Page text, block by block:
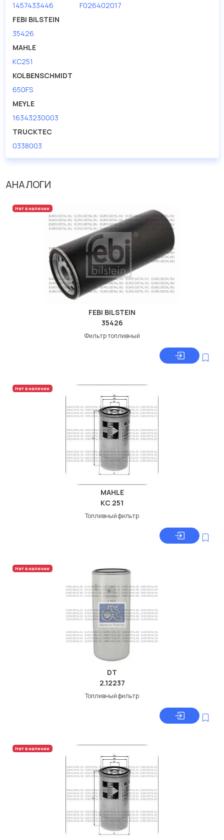
1457433446
F026402017
FEBI BILSTEIN
35426
MAHLE
KC251
KOLBENSCHMIDT
650FS
MEYLE
16343230003
TRUCKTEC
0338003
АНАЛОГИ
Нет в наличии
FEBI BILSTEIN
35426
Фильтр топливный
Нет в наличии
MAHLE
KC 251
Топливный фильтр
Нет в наличии
DT
2.12237
Топливный фильтр
Нет в наличии